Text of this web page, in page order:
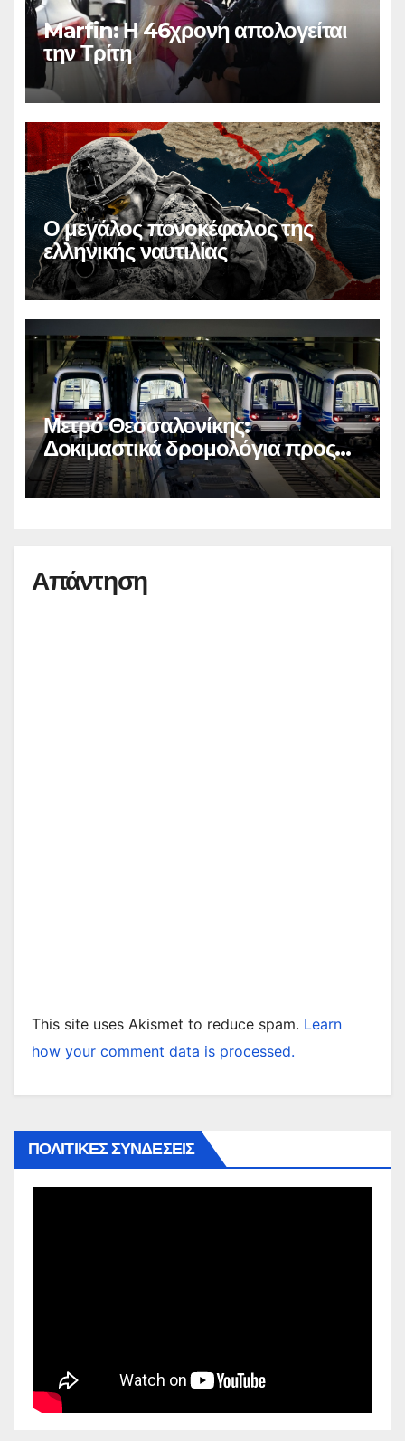
Marfin: Η 46χρονη απολογείται
την Τρίτη
Ο μεγάλος πονοκέφαλος της
ελληνικής ναυτιλίας
Μετρό Θεσσαλονίκης:
Δοκιμαστικά δρομολόγια προς
Καλαμαριά
Απάντηση
This site uses Akismet to reduce spam. Learn
how your comment data is processed.
ΠΟΛΙΤΙΚΕΣ ΣΥΝΔΕΣΕΙΣ